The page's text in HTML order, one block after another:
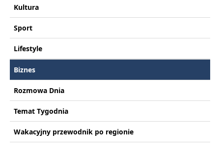
Kultura
Sport
Lifestyle
Biznes
Rozmowa Dnia
Temat Tygodnia
Wakacyjny przewodnik po regionie